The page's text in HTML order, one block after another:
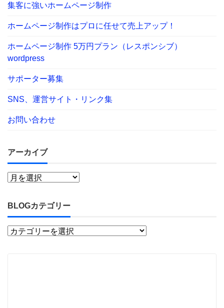
集客に強いホームページ制作
ホームページ制作はプロに任せて売上アップ！
ホームページ制作 5万円プラン（レスポンシブ）
wordpress
サポーター募集
SNS、運営サイト・リンク集
お問い合わせ
アーカイブ
BLOGカテゴリー